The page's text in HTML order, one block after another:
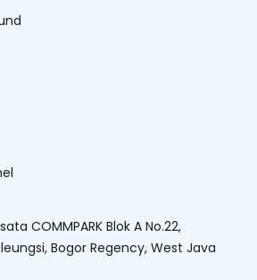
COMMPARK Blok A No.22,
Bogor Regency, West Java